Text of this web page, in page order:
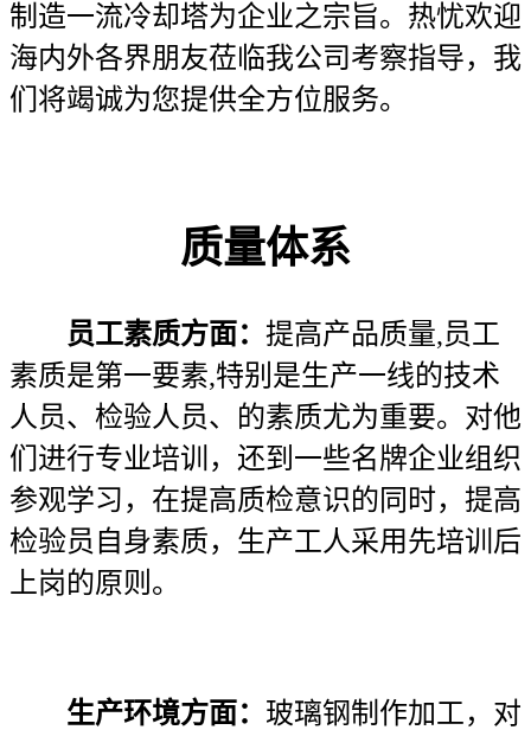
制造一流冷却塔为企业之宗旨。热忧欢迎
海内外各界朋友莅临我公司考察指导，我
们将竭诚为您提供全方位服务。
质量体系
员工素质方面： 提高产品质量,员工
素质是第一要素,特别是生产一线的技术
人员、检验人员、的素质尤为重要。对他
们进行专业培训，还到一些名牌企业组织
参观学习，在提高质检意识的同时，提高
检验员自身素质，生产工人采用先培训后
上岗的原则。
生产环境方面： 玻璃钢制作加工，对